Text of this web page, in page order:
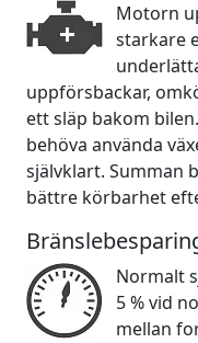
Motorn
starkare
uppförsbackar,
ett släp bakom
behöva använda
självklart. Summan
bättre körbarhet
Normalt
5 % vid
mellan